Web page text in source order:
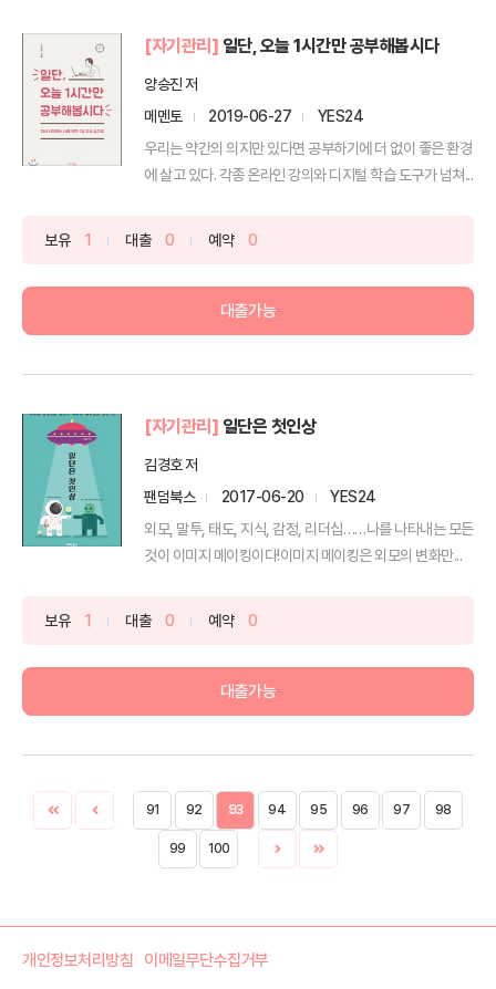
[자기관리] 일단, 오늘 1시간만 공부해봅시다
양승진 저
메멘토
2019-06-27
YES24
우리는 약간의 의지만 있다면 공부하기에 더 없이 좋은 환경
에 살고 있다. 각종 온라인 강의와 디지털 학습 도구가 넘쳐...
보유 1 대출 0 예약 0
대출가능
[자기관리] 일단은 첫인상
김경호 저
팬덤북스
2017-06-20
YES24
외모, 말투, 태도, 지식, 감정, 리더십……나를 나타내는 모든
것이 이미지 메이킹이다!이미지 메이킹은 외모의 변화만...
보유 1 대출 0 예약 0
대출가능
91 92 93 94 95 96 97 98
99 100
개인정보처리방침 이메일무단수집거부